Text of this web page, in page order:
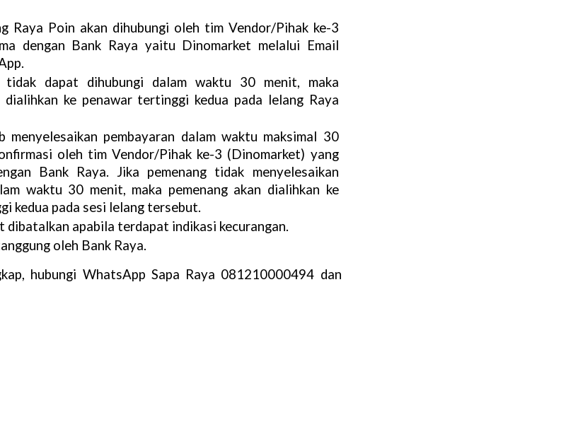
Raya Poin akan dihubungi oleh tim Vendor/Pihak ke-3
dengan Bank Raya yaitu Dinomarket melalui Email
tidak dapat dihubungi dalam waktu 30 menit, maka
dialihkan ke penawar tertinggi kedua pada lelang Raya
menyelesaikan pembayaran dalam waktu maksimal 30
oleh tim Vendor/Pihak ke-3 (Dinomarket) yang
Bank Raya. Jika pemenang tidak menyelesaikan
waktu 30 menit, maka pemenang akan dialihkan ke
kedua pada sesi lelang tersebut.
dibatalkan apabila terdapat indikasi kecurangan.
oleh Bank Raya.
hubungi WhatsApp Sapa Raya 081210000494 dan